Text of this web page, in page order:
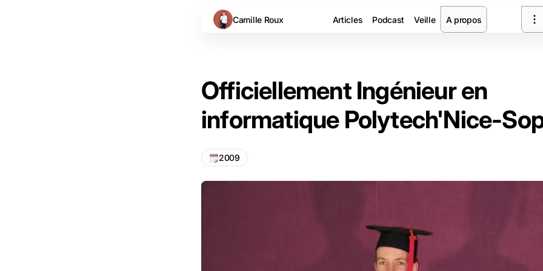
Camille Roux Articles Podcast Veille A propos
Officiellement Ingénieur en
informatique Polytech'Nice-
2009